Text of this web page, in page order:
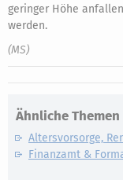
geringer Höhe
werden.
(MS)
Ähnliche Themen
Altersvorsorge,
Finanzamt &